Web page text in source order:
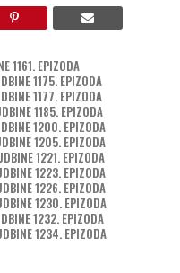
1161. EPIZODA
1175. EPIZODA
1177. EPIZODA
1185. EPIZODA
1200. EPIZODA
1205. EPIZODA
1221. EPIZODA
1223. EPIZODA
1226. EPIZODA
1230. EPIZODA
1232. EPIZODA
1234. EPIZODA